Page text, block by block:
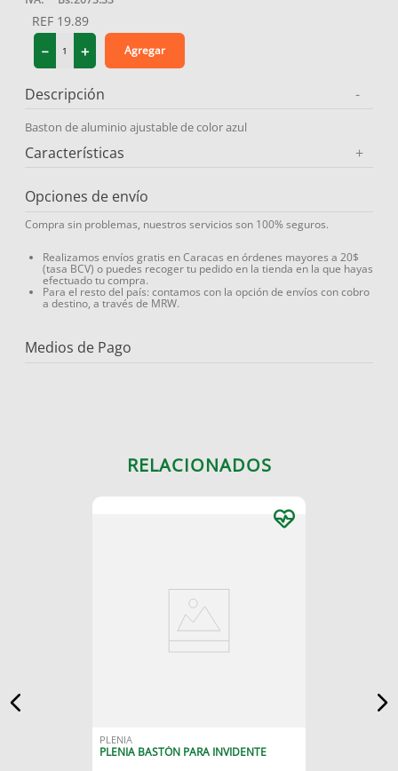
REF 19.89
＋
－ Agregar
Descripción -
Baston de aluminio ajustable de color azul
Características +
Opciones de envío
Compra sin problemas, nuestros servicios son 100% seguros.
Realizamos envíos gratis en Caracas en órdenes mayores a 20$
(tasa BCV) o puedes recoger tu pedido en la tienda en la que hayas
efectuado tu compra.
Para el resto del país: contamos con la opción de envíos con cobro
a destino, a través de MRW.
Medios de Pago
RELACIONADOS
PLENIA
PLENIA BASTÓN PARA INVIDENTE
.
medias compresión
protector solar